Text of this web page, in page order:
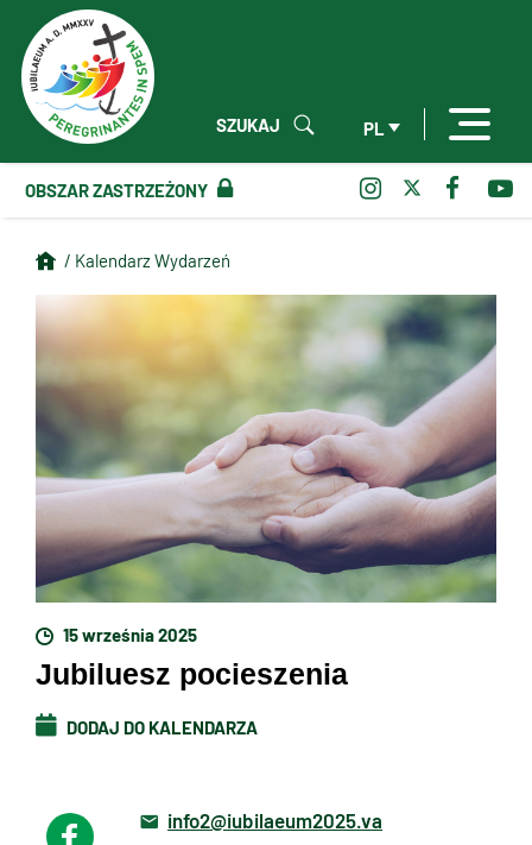
PL
SZUKAJ
OBSZAR ZASTRZEŻONY
/ Kalendarz Wydarzeń
15 września 2025
Jubiluesz pocieszenia
DODAJ DO KALENDARZA
info2@iubilaeum2025.va